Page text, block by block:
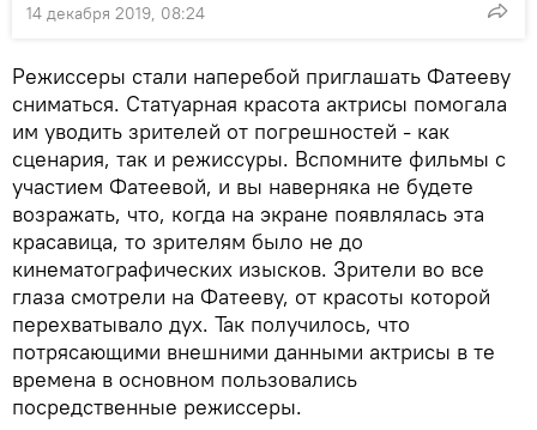
14 декабря 2019, 08:24
Режиссеры стали наперебой приглашать Фатееву
сниматься. Статуарная красота актрисы помогала
им уводить зрителей от погрешностей - как
сценария, так и режиссуры. Вспомните фильмы с
участием Фатеевой, и вы наверняка не будете
возражать, что, когда на экране появлялась эта
красавица, то зрителям было не до
кинематографических изысков. Зрители во все
глаза смотрели на Фатееву, от красоты которой
перехватывало дух. Так получилось, что
потрясающими внешними данными актрисы в те
времена в основном пользовались
посредственные режиссеры.